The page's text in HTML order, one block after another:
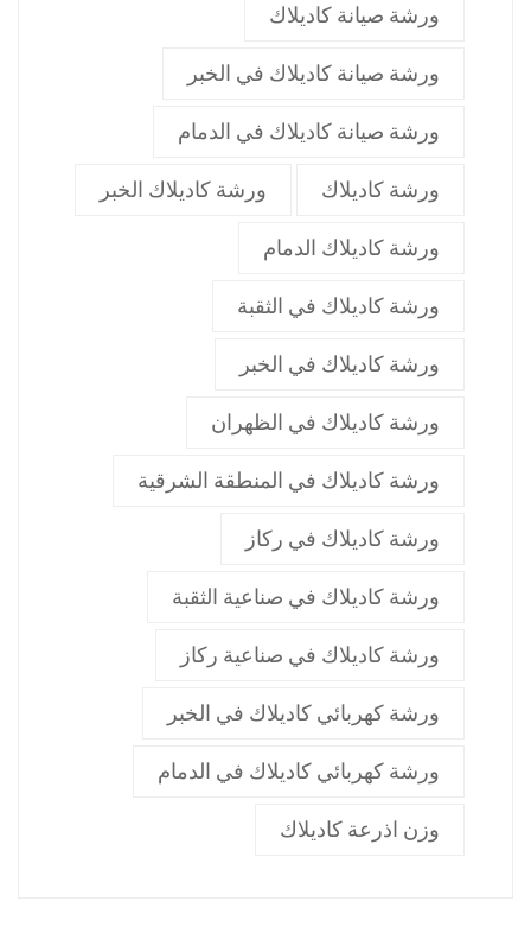
ورشة صيانة كاديلاك
ورشة صيانة كاديلاك في الخبر
ورشة صيانة كاديلاك في الدمام
ورشة كاديلاك ورشة كاديلاك الخبر
ورشة كاديلاك الدمام
ورشة كاديلاك في الثقبة
ورشة كاديلاك في الخبر
ورشة كاديلاك في الظهران
ورشة كاديلاك في المنطقة الشرقية
ورشة كاديلاك في ركاز
ورشة كاديلاك في صناعية الثقبة
ورشة كاديلاك في صناعية ركاز
ورشة كهربائي كاديلاك في الخبر
ورشة كهربائي كاديلاك في الدمام
وزن اذرعة كاديلاك